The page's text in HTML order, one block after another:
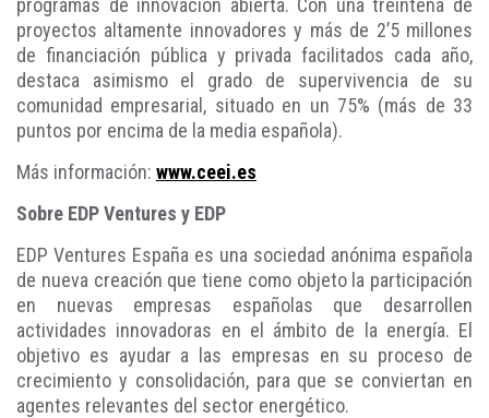
proyectos altamente innovadores y más de 2’5 millones
de financiación pública y privada facilitados cada año,
destaca asimismo el grado de supervivencia de su
comunidad empresarial, situado en un 75% (más de 33
puntos por encima de la media española).
Más información: www.ceei.es
Sobre EDP Ventures y EDP
EDP Ventures España es una sociedad anónima española
de nueva creación que tiene como objeto la participación
en nuevas empresas españolas que desarrollen
actividades innovadoras en el ámbito de la energía. El
objetivo es ayudar a las empresas en su proceso de
crecimiento y consolidación, para que se conviertan en
agentes relevantes del sector energético.